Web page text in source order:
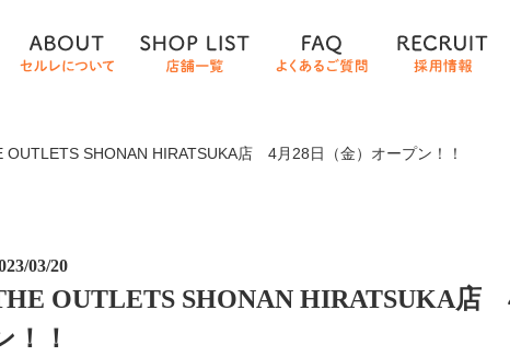
OUTLETS SHONAN HIRATSUKA店 4月28日（金）オープン！！
03/20
OUTLETS SHONAN HIRATSUKA店
！！